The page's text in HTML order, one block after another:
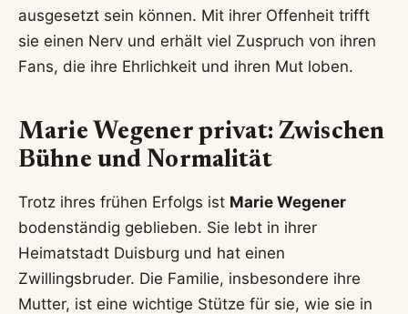
ausgesetzt sein können. Mit ihrer Offenheit trifft
sie einen Nerv und erhält viel Zuspruch von ihren
Fans, die ihre Ehrlichkeit und ihren Mut loben.
Marie Wegener privat: Zwischen
Bühne und Normalität
Trotz ihres frühen Erfolgs ist Marie Wegener
bodenständig geblieben. Sie lebt in ihrer
Heimatstadt Duisburg und hat einen
Zwillingsbruder. Die Familie, insbesondere ihre
Mutter, ist eine wichtige Stütze für sie, wie sie in